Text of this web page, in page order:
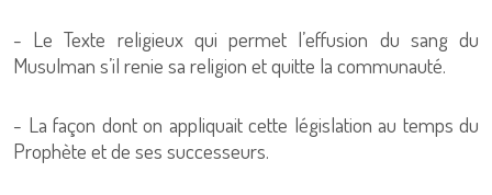
- Le Texte religieux qui permet l’effusion du sang du
Musulman s’il renie sa religion et quitte la communauté.
- La façon dont on appliquait cette législation au temps du
Prophète et de ses successeurs.